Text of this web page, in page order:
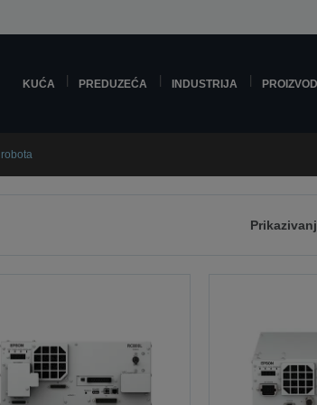
KUĆA PREDUZEĆA INDUSTRIJA